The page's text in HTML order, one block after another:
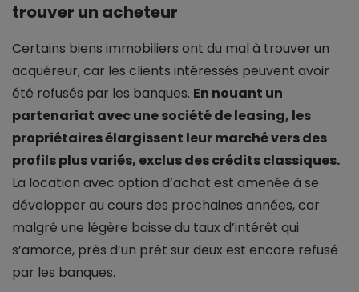
trouver un acheteur
Certains biens immobiliers ont du mal à trouver un
acquéreur, car les clients intéressés peuvent avoir
été refusés par les banques. En nouant un
partenariat avec une société de leasing, les
propriétaires élargissent leur marché vers des
profils plus variés, exclus des crédits classiques.
La location avec option d’achat est amenée à se
développer au cours des prochaines années, car
malgré une légère baisse du taux d’intérêt qui
s’amorce, près d’un prêt sur deux est encore refusé
par les banques.